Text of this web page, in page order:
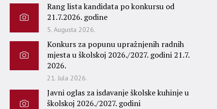
Rang lista kandidata po konkursu od
21.7.2026. godine
5. Augusta 2026.
Konkurs za popunu upražnjenih radnih
mjesta u školskoj 2026./2027. godini 21.7.
2026.
21. Jula 2026.
Javni oglas za isdavanje školske kuhinje u
školskoj 2026./2027. godini